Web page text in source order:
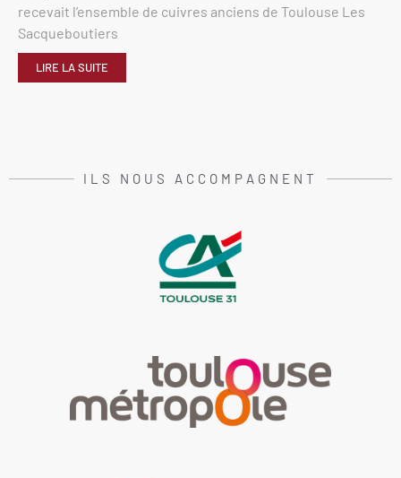
recevait l’ensemble de cuivres anciens de Toulouse Les
Sacqueboutiers
LIRE LA SUITE
ILS NOUS ACCOMPAGNENT